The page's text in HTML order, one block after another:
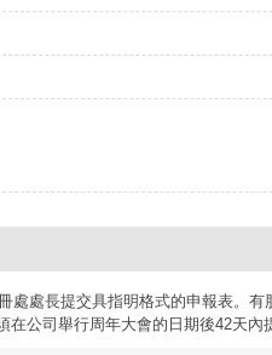
處處長提交具指明格式的申報表。有
公司舉行周年大會的日期後42天內